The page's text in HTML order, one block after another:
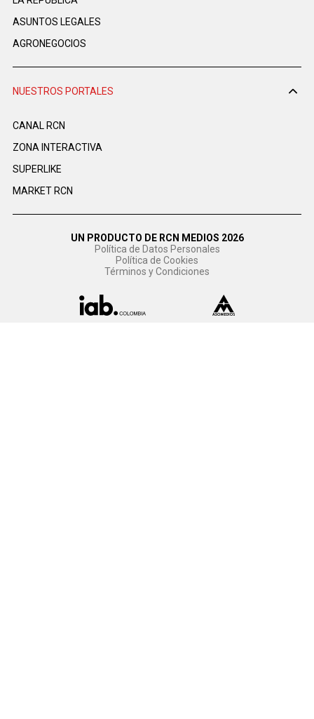
ASUNTOS LEGALES
AGRONEGOCIOS
NUESTROS PORTALES
CANAL RCN
ZONA INTERACTIVA
SUPERLIKE
MARKET RCN
UN PRODUCTO DE RCN MEDIOS 2026
Política de Datos Personales
Política de Cookies
Términos y Condiciones